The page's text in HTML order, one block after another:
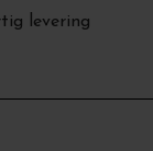
levering